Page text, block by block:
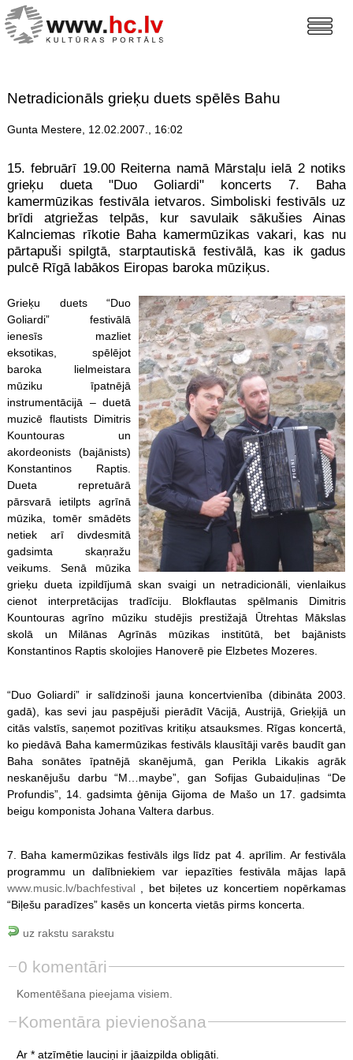
Netradicionāls grieķu duets spēlēs Bahu
Gunta Mestere, 12.02.2007., 16:02
15. februārī 19.00 Reiterna namā Mārstaļu ielā 2 notiks
grieķu dueta "Duo Goliardi" koncerts 7. Baha
kamermūzikas festivāla ietvaros. Simboliski festivāls uz
brīdi atgriežas telpās, kur savulaik sākušies Ainas
Kalnciemas rīkotie Baha kamermūzikas vakari, kas nu
pārtapuši spilgtā, starptautiskā festivālā, kas ik gadus
pulcē Rīgā labākos Eiropas baroka mūziķus.
Grieķu duets “Duo
Goliardi” festivālā
ienesīs mazliet
eksotikas, spēlējot
baroka lielmeistara
mūziku īpatnējā
instrumentācijā – duetā
muzicē flautists Dimitris
Kountouras un
akordeonists (bajānists)
Konstantinos Raptis.
Dueta repretuārā
pārsvarā ietilpts agrīnā
mūzika, tomēr smādēts
netiek arī divdesmitā
gadsimta skaņražu
veikums. Senā mūzika
grieķu dueta izpildījumā skan svaigi un netradicionāli, vienlaikus
cienot interpretācijas tradīciju. Blokflautas spēlmanis Dimitris
Kountouras agrīno mūziku studējis prestižajā Ūtrehtas Mākslas
skolā un Milānas Agrīnās mūzikas institūtā, bet bajānists
Konstantinos Raptis skolojies Hanoverē pie Elzbetes Mozeres.
“Duo Goliardi” ir salīdzinoši jauna koncertvienība (dibināta 2003.
gadā), kas sevi jau paspējuši pierādīt Vācijā, Austrijā, Grieķijā un
citās valstīs, saņemot pozitīvas kritiķu atsauksmes. Rīgas koncertā,
ko piedāvā Baha kamermūzikas festivāls klausītāji varēs baudīt gan
Baha sonātes īpatnējā skanējumā, gan Perikla Likakis agrāk
neskanējušu darbu “M…maybe”, gan Sofijas Gubaiduļinas “De
Profundis”, 14. gadsimta ģēnija Gijoma de Mašo un 17. gadsimta
beigu komponista Johana Valtera darbus.
7. Baha kamermūzikas festivāls ilgs līdz pat 4. aprīlim. Ar festivāla
programmu un dalībniekiem var iepazīties festivāla mājas lapā
www.music.lv/bachfestival, bet biļetes uz koncertiem nopērkamas
“Biļešu paradīzes” kasēs un koncerta vietās pirms koncerta.
uz rakstu sarakstu
0 komentāri
Komentēšana pieejama visiem.
Komentāra pievienošana
Ar * atzīmētie lauciņi ir jāaizpilda obligāti.